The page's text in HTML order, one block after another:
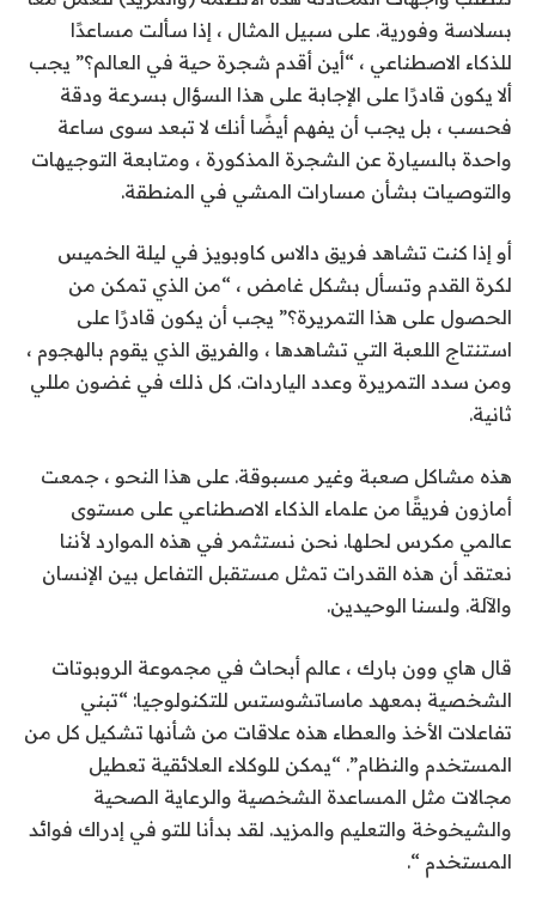
بسلاسة وفورية. على سبيل المثال ، إذا سألت مساعدًا
للذكاء الاصطناعي ، “أين أقدم شجرة حية في العالم؟” يجب
ألا يكون قادرًا على الإجابة على هذا السؤال بسرعة ودقة
فحسب ، بل يجب أن يفهم أيضًا أنك لا تبعد سوى ساعة
واحدة بالسيارة عن الشجرة المذكورة ، ومتابعة التوجيهات
والتوصيات بشأن مسارات المشي في المنطقة.
أو إذا كنت تشاهد فريق دالاس كاوبويز في ليلة الخميس
لكرة القدم وتسأل بشكل غامض ، “من الذي تمكن من
الحصول على هذا التمريرة؟” يجب أن يكون قادرًا على
استنتاج اللعبة التي تشاهدها ، والفريق الذي يقوم بالهجوم ،
ومن سدد التمريرة وعدد الياردات. كل ذلك في غضون مللي
ثانية.
هذه مشاكل صعبة وغير مسبوقة. على هذا النحو ، جمعت
أمازون فريقًا من علماء الذكاء الاصطناعي على مستوى
عالمي مكرس لحلها. نحن نستثمر في هذه الموارد لأننا
نعتقد أن هذه القدرات تمثل مستقبل التفاعل بين الإنسان
والآلة. ولسنا الوحيدين.
قال هاي وون بارك ، عالم أبحاث في مجموعة الروبوتات
الشخصية بمعهد ماساتشوستس للتكنولوجيا: “تبني
تفاعلات الأخذ والعطاء هذه علاقات من شأنها تشكيل كل من
المستخدم والنظام”. “يمكن للوكلاء العلائقية تعطيل
مجالات مثل المساعدة الشخصية والرعاية الصحية
والشيخوخة والتعليم والمزيد. لقد بدأنا للتو في إدراك فوائد
المستخدم “.